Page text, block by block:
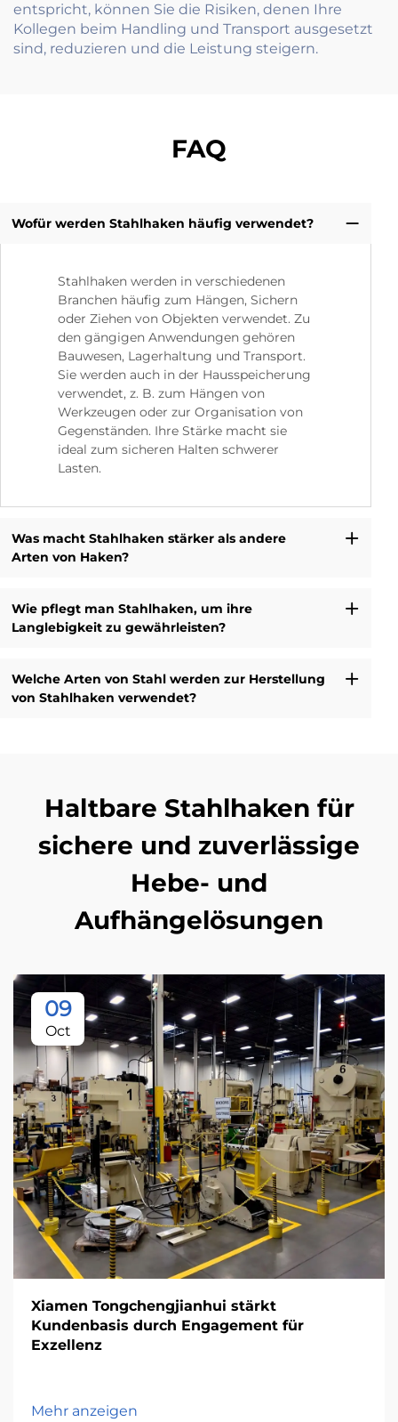
entspricht, können Sie die Risiken, denen Ihre
Kollegen beim Handling und Transport ausgesetzt
sind, reduzieren und die Leistung steigern.
FAQ
Wofür werden Stahlhaken häufig verwendet?
Stahlhaken werden in verschiedenen
Branchen häufig zum Hängen, Sichern
oder Ziehen von Objekten verwendet. Zu
den gängigen Anwendungen gehören
Bauwesen, Lagerhaltung und Transport.
Sie werden auch in der Hausspeicherung
verwendet, z. B. zum Hängen von
Werkzeugen oder zur Organisation von
Gegenständen. Ihre Stärke macht sie
ideal zum sicheren Halten schwerer
Lasten.
Was macht Stahlhaken stärker als andere
Arten von Haken?
Wie pflegt man Stahlhaken, um ihre
Langlebigkeit zu gewährleisten?
Welche Arten von Stahl werden zur Herstellung
von Stahlhaken verwendet?
Haltbare Stahlhaken für
sichere und zuverlässige
Hebe- und
Aufhängelösungen
09
Oct
Xiamen Tongchengjianhui stärkt
Kundenbasis durch Engagement für
Exzellenz
Mehr anzeigen